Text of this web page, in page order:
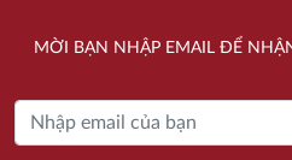
MỜI BẠN NHẬP EMAIL ĐỂ